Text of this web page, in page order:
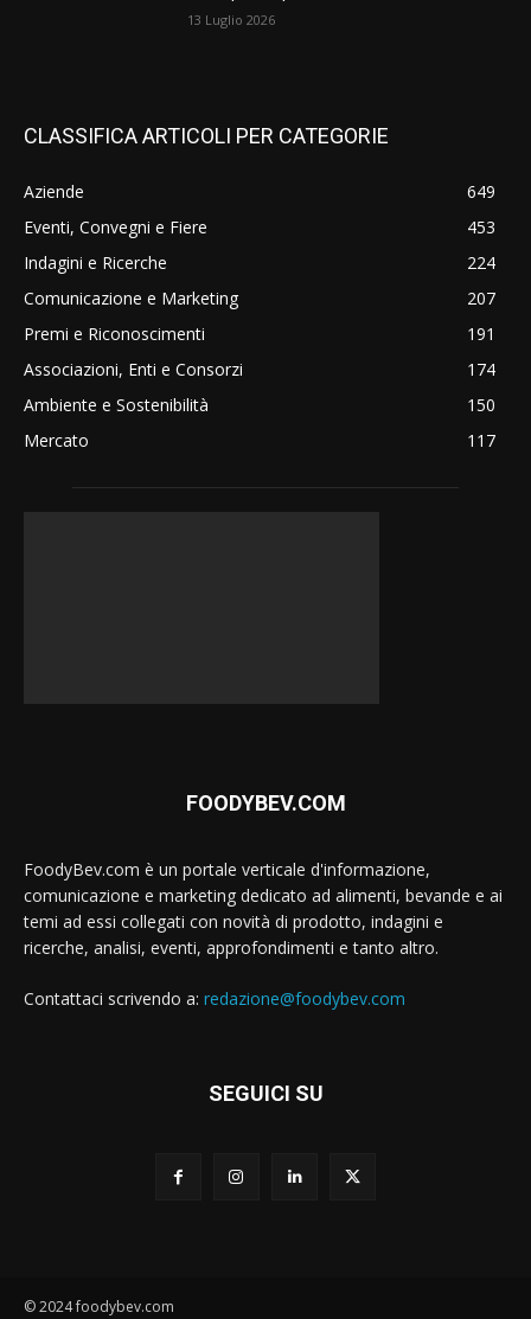
13 Luglio 2026
CLASSIFICA ARTICOLI PER CATEGORIE
Aziende
649
Eventi, Convegni e Fiere
453
Indagini e Ricerche
224
Comunicazione e Marketing
207
Premi e Riconoscimenti
191
Associazioni, Enti e Consorzi
174
Ambiente e Sostenibilità
150
Mercato
117
FOODYBEV.COM
FoodyBev.com è un portale verticale d'informazione,
comunicazione e marketing dedicato ad alimenti, bevande e ai
temi ad essi collegati con novità di prodotto, indagini e
ricerche, analisi, eventi, approfondimenti e tanto altro.
Contattaci scrivendo a: redazione@foodybev.com
SEGUICI SU
© 2024 foodybev.com